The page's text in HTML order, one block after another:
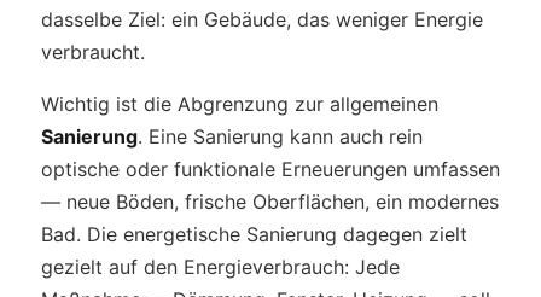
dasselbe Ziel: ein Gebäude, das weniger Energie
verbraucht.
Wichtig ist die Abgrenzung zur allgemeinen
Sanierung. Eine Sanierung kann auch rein
optische oder funktionale Erneuerungen umfassen
— neue Böden, frische Oberflächen, ein modernes
Bad. Die energetische Sanierung dagegen zielt
gezielt auf den Energieverbrauch: Jede